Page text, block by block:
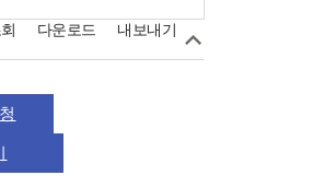
다운로드 내보내기